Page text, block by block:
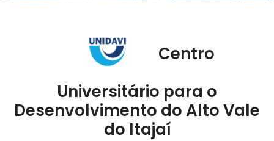
Centro
Universitário para o
Desenvolvimento do Alto Vale
do Itajaí